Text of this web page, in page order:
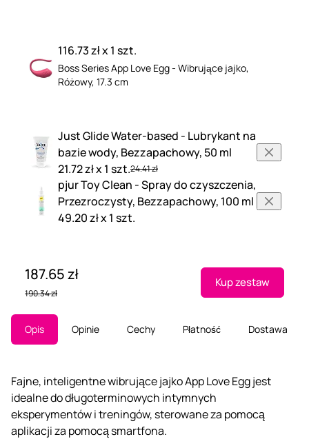
116.73 zł x 1 szt.
Boss Series App Love Egg - Wibrujące jajko,
Różowy, 17.3 cm
Just Glide Water-based - Lubrykant na
bazie wody, Bezzapachowy, 50 ml
21.72 zł x 1 szt.24.41 zł
pjur Toy Clean - Spray do czyszczenia,
Przezroczysty, Bezzapachowy, 100 ml
49.20 zł x 1 szt.
187.65 zł
190.34 zł
Kup zestaw
Opis Opinie Cechy Płatność Dostawa
Fajne, inteligentne wibrujące jajko App Love Egg jest
idealne do długoterminowych intymnych
eksperymentów i treningów, sterowane za pomocą
aplikacji za pomocą smartfona.